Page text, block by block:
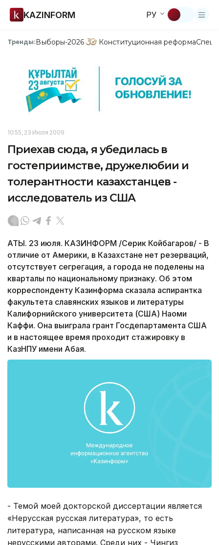
KAZINFORM РУ
Тренды:Выборы-2026 Конституционная реформа
10:55, 23 Июля 2009
Приехав сюда, я убедилась в
гостеприимстве, дружелюбии и
толерантности казахстанцев -
исследователь из США
АТЫ. 23 июля. КАЗИНФОРМ /Серик Койбагаров/ - В
отличие от Америки, в Казахстане нет резерваций,
отсутствует сегрегация, а города не поделены на
кварталы по национальному признаку. Об этом
корреспонденту Казинформа сказала аспирантка
факультета славянских языков и литературы
Калифорнийского университета (США) Наоми
Каффи. Она выиграла грант Госдепартамента США
и в настоящее время проходит стажировку в
КазНПУ имени Абая.
- Темой моей докторской диссертации является
«Нерусская русская литература», то есть
литература, написанная на русском языке
нерусскими авторами. Среди них - Чингиз